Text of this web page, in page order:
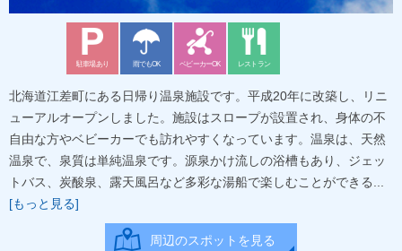
駐車場あり 雨でもOK ベビーカーOK レストラン
北海道江差町にある日帰り温泉施設です。平成20年に改築し、リニ
ューアルオープンしました。施設はスロープが設置され、身体の不
自由な方やベビーカーでも訪れやすくなっています。温泉は、天然
温泉で、泉質は単純温泉です。源泉かけ流しの浴槽もあり、ジェッ
トバス、炭酸泉、露天風呂など多彩な湯船で楽しむことができる...
[もっと見る]
周辺のスポットを見る